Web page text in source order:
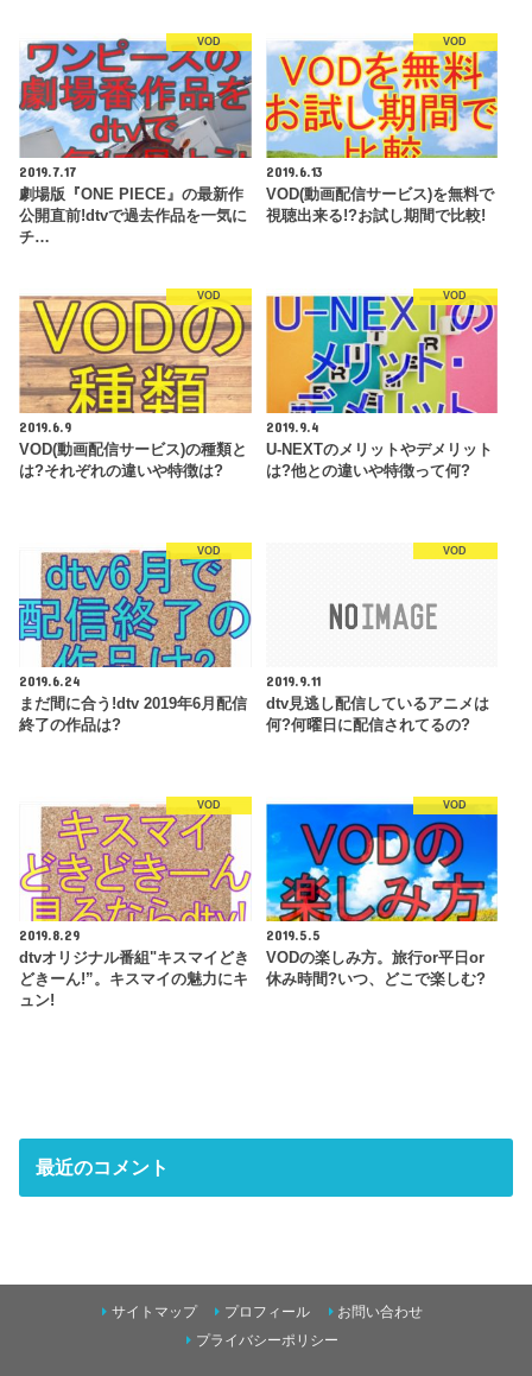
VOD
2019.7.17
劇場版『ONE PIECE』の最新作
公開直前!dtvで過去作品を一気に
チ…
VOD
2019.6.13
VOD(動画配信サービス)を無料で
視聴出来る!?お試し期間で比較!
VOD
2019.6.9
VOD(動画配信サービス)の種類と
は?それぞれの違いや特徴は?
VOD
2019.9.4
U-NEXTのメリットやデメリット
は?他との違いや特徴って何?
VOD
2019.6.24
まだ間に合う!dtv 2019年6月配信
終了の作品は?
VOD
2019.9.11
dtv見逃し配信しているアニメは
何?何曜日に配信されてるの?
VOD
2019.8.29
dtvオリジナル番組"キスマイどき
どきーん!”。キスマイの魅力にキ
ュン!
VOD
2019.5.5
VODの楽しみ方。旅行or平日or
休み時間?いつ、どこで楽しむ?
最近のコメント
サイトマップ プロフィール
お問い合わせ
プライバシーポリシー